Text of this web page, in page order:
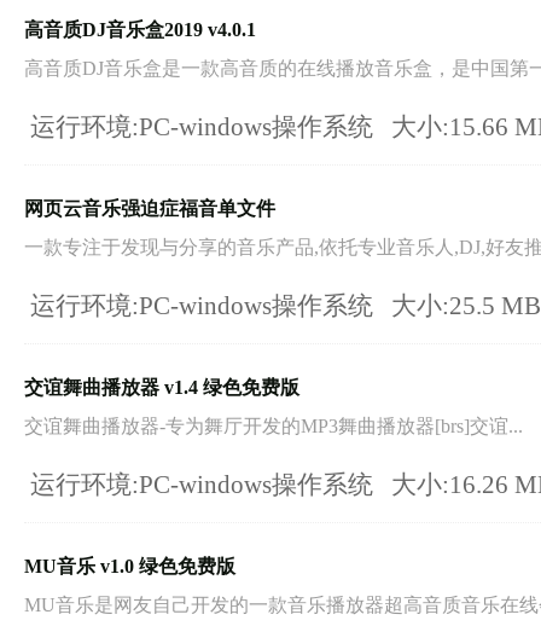
高音质DJ音乐盒2019 v4.0.1
高音质DJ音乐盒是一款高音质的在线播放音乐盒，是中国第
运行环境:PC-windows操作系统 大小:15.66
网页云音乐强迫症福音单文件
一款专注于发现与分享的音乐产品,依托专业音乐人,DJ,好友
运行环境:PC-windows操作系统 大小:25.5
交谊舞曲播放器 v1.4 绿色免费版
交谊舞曲播放器-专为舞厅开发的MP3舞曲播放器[brs]交谊...
运行环境:PC-windows操作系统 大小:16.26
MU音乐 v1.0 绿色免费版
MU音乐是网友自己开发的一款音乐播放器超高音质音乐在